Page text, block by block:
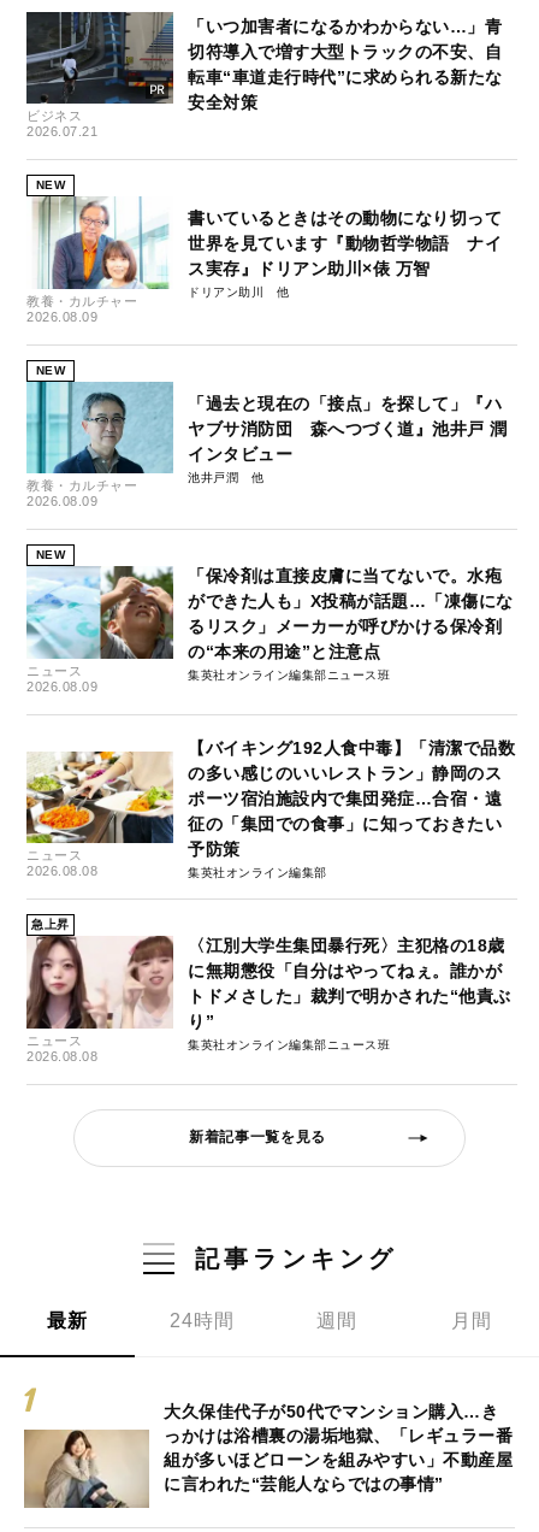
ビジネス
2026.07.21
「いつ加害者になるかわからない…」青
切符導入で増す大型トラックの不安、自
転車“車道走行時代”に求められる新たな
安全対策
NEW
教養・カルチャー
2026.08.09
書いているときはその動物になり切って
世界を見ています『動物哲学物語 ナイ
ス実存』ドリアン助川×俵 万智
ドリアン助川
NEW
教養・カルチャー
2026.08.09
「過去と現在の「接点」を探して」『ハ
ヤブサ消防団 森へつづく道』池井戸 潤
インタビュー
池井戸潤
NEW
ニュース
2026.08.09
「保冷剤は直接皮膚に当てないで。水疱
ができた人も」X投稿が話題…「凍傷にな
るリスク」メーカーが呼びかける保冷剤
の“本来の用途”と注意点
集英社オンライン編集部ニュース班
ニュース
2026.08.08
【バイキング192人食中毒】「清潔で品数
の多い感じのいいレストラン」静岡のス
ポーツ宿泊施設内で集団発症…合宿・遠
征の「集団での食事」に知っておきたい
予防策
集英社オンライン編集部
急上昇
ニュース
2026.08.08
〈江別大学生集団暴行死〉主犯格の18歳
に無期懲役「自分はやってねぇ。誰かが
トドメさした」裁判で明かされた“他責ぶ
り”
集英社オンライン編集部ニュース班
新着記事一覧を見る
記事ランキング
最新 24時間 週間 月間
大久保佳代子が50代でマンション購入…き
っかけは浴槽裏の湯垢地獄、「レギュラー番
組が多いほどローンを組みやすい」不動産屋
に言われた“芸能人ならではの事情”